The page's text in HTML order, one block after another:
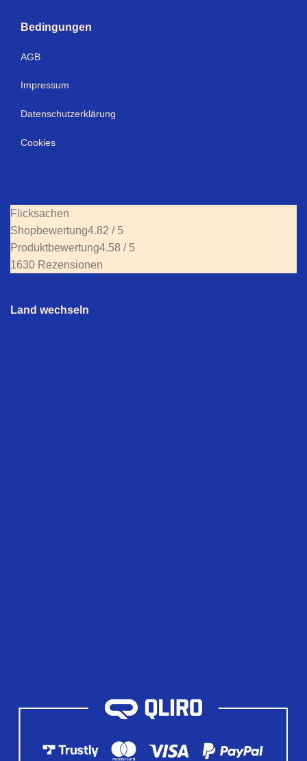
Bedingungen
AGB
Impressum
Datenschutzerklärung
Cookies
Flicksachen
Shopbewertung4.82 / 5
Produktbewertung4.58 / 5
1630 Rezensionen
Land wechseln